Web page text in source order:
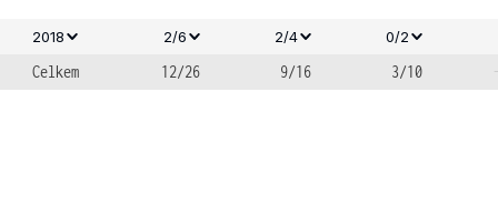
2018 2/6 2/4 0/2
Celkem 12/26 9/16 3/10